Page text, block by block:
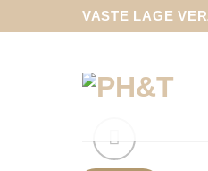
VASTE LAGE